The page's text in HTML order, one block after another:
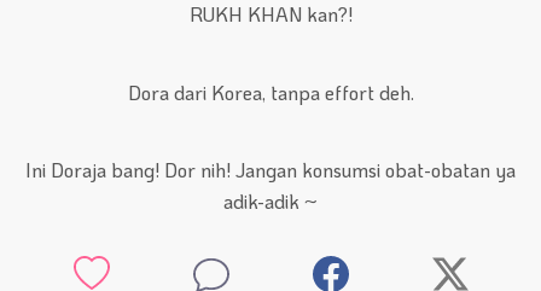
RUKH KHAN kan?!
Dora dari Korea, tanpa effort deh.
Ini Doraja bang! Dor nih! Jangan konsumsi obat-obatan ya
adik-adik ~